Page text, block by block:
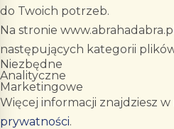
do Twoich potrzeb.
Na stronie
następujących kategorii
Niezbędne
Analityczne
Marketingowe
Więcej informacji znajdziesz w
prywatności.